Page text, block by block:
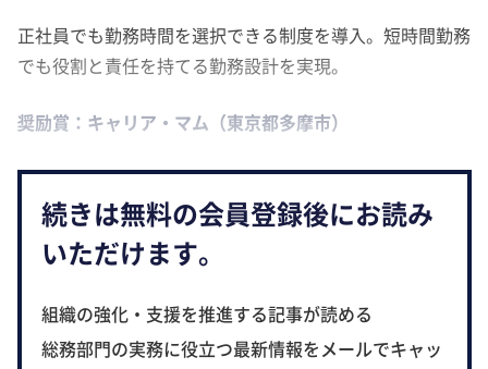
正社員でも勤務時間を選択できる制度を導入。短時間勤務
でも役割と責任を持てる勤務設計を実現。
奨励賞：キャリア・マム（東京都多摩市）
続きは無料の会員登録後にお読み
いただけます。
組織の強化・支援を推進する記事が読める
総務部門の実務に役立つ最新情報をメールでキャッ